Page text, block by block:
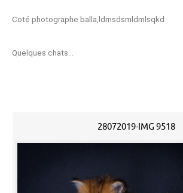
Coté photographe balla,ldmsdsmldmlsqkd
Quelques chats…
28072019-IMG 9518